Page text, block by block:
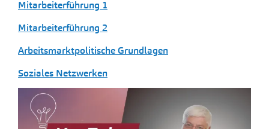
Mitarbeiterführung 1
Mitarbeiterführung 2
Arbeitsmarktpolitische Grundlagen
Soziales Netzwerken